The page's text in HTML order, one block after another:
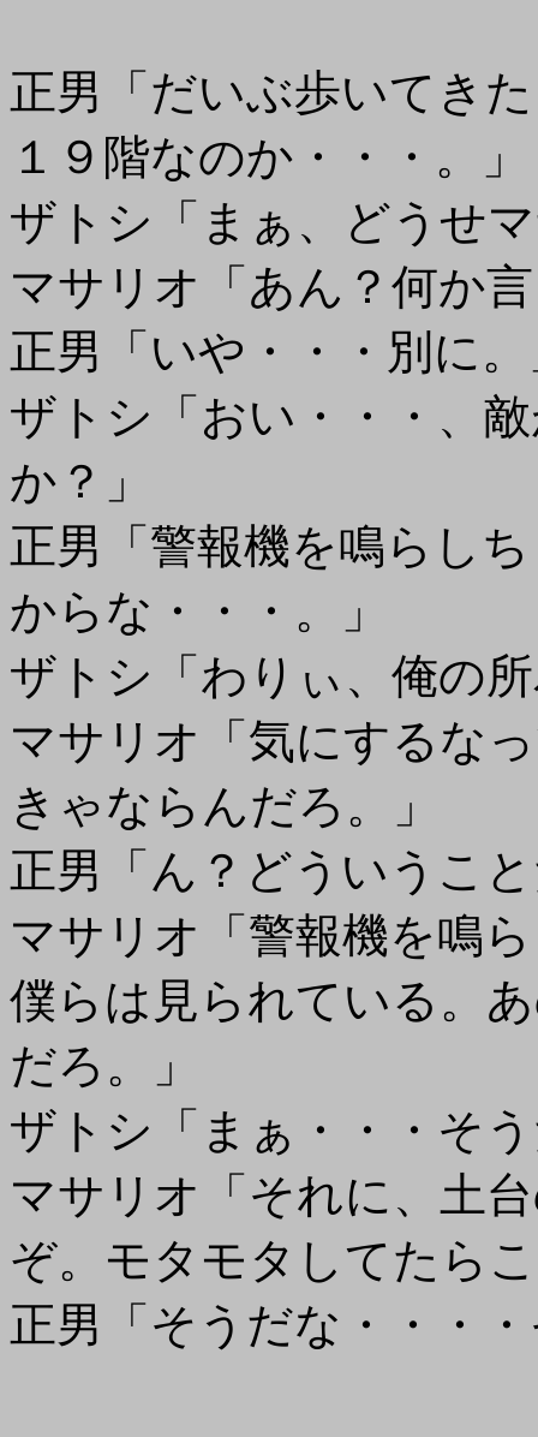
正男「だいぶ歩いてき
１９階なのか・・・。」
ザトシ「まぁ、どうせ
マサリオ「あん？何か
正男「いや・・・別に
ザトシ「おい・・・、
か？」
正男「警報機を鳴らし
からな・・・。」
ザトシ「わりぃ、俺の
マサリオ「気にするな
きゃならんだろ。」
正男「ん？どういうこ
マサリオ「警報機を鳴
僕らは見られている。
だろ。」
ザトシ「まぁ・・・そ
マサリオ「それに、土
ぞ。モタモタしてたら
正男「そうだな・・・